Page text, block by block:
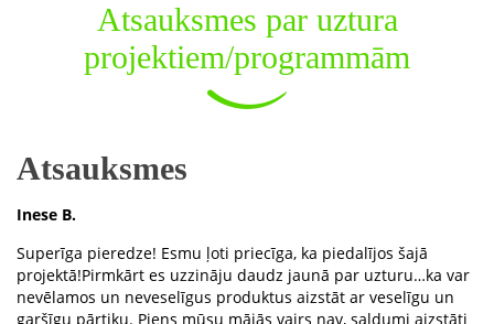
Atsauksmes par uztura
projektiem/programmām
Atsauksmes
Inese B.
Superīga pieredze! Esmu ļoti priecīga, ka piedalījos šajā
projektā!Pirmkārt es uzzināju daudz jaunā par uzturu…ka var
nevēlamos un neveselīgus produktus aizstāt ar veselīgu un
garšīgu pārtiku. Piens mūsu mājās vairs nav, saldumi aizstāti